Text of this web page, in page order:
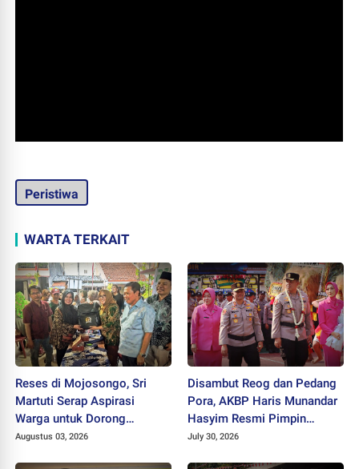
Peristiwa
WARTA TERKAIT
Reses di Mojosongo, Sri
Martuti Serap Aspirasi
Warga untuk Dorong
Ekonomi Kreatif dan Kota
Augustus 03, 2026
Disambut Reog dan Pedang
Pora, AKBP Haris Munandar
Hasyim Resmi Pimpin
Polres Wonogiri
July 30, 2026